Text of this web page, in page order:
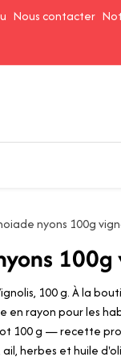
Nous contacter
nyons 100g
100g
100 g. À la
en rayon pour les
100 g — recette
herbes et huile